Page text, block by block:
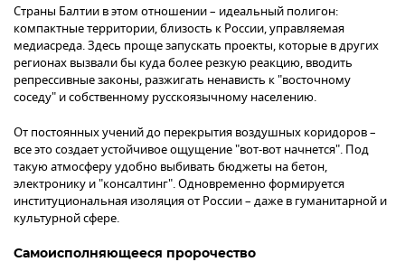
Страны Балтии в этом отношении – идеальный полигон:
компактные территории, близость к России, управляемая
медиасреда. Здесь проще запускать проекты, которые в других
регионах вызвали бы куда более резкую реакцию, вводить
репрессивные законы, разжигать ненависть к "восточному
соседу" и собственному русскоязычному населению.
От постоянных учений до перекрытия воздушных коридоров –
все это создает устойчивое ощущение "вот-вот начнется". Под
такую атмосферу удобно выбивать бюджеты на бетон,
электронику и "консалтинг". Одновременно формируется
институциональная изоляция от России – даже в гуманитарной и
культурной сфере.
Самоисполняющееся пророчество